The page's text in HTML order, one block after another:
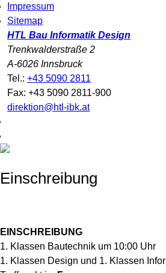
Impressum
Sitemap
HTL Bau Informatik Design
Trenkwalderstraße 2
A-6026 Innsbruck
Tel.: +43 5090 2811
Fax: +43 5090 2811-900
direktion@htl-ibk.at
Einschreibung
EINSCHREIBUNG
1. Klassen Bautechnik um 10:00 Uhr
1. Klassen Design und 1. Klassen